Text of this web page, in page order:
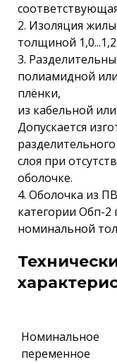
2. Изоляция
толщиной
3.
полиамидной
плёнки,
из кабельной
Допускается
разделительного
слоя при
оболочке.
4. Оболочка из
категории Обп-2
номинальной
Номинальное
переменное